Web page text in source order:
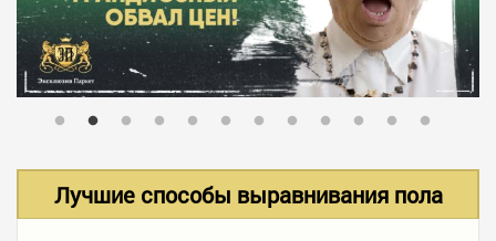
В НАЛИЧИИ
Лучшие способы выравнивания пола